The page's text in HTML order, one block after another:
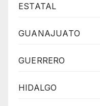
ESTATAL
GUANAJUATO
GUERRERO
HIDALGO